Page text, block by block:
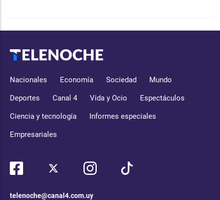
Nacionales Economía Sociedad Mundo
Deportes Canal 4 Vida y Ocio Espectáculos
Ciencia y tecnología Informes especiales
Empresariales
telenoche@canal4.com.uy